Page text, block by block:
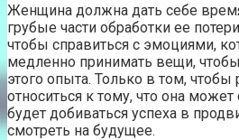
Женщина должна дать себе
грубые части обработки ее
чтобы справиться с эмоциями,
медленно принимать вещи,
этого опыта. Только в том, чтобы
относиться к тому, что она может
будет добиваться успеха в
смотреть на будущее.